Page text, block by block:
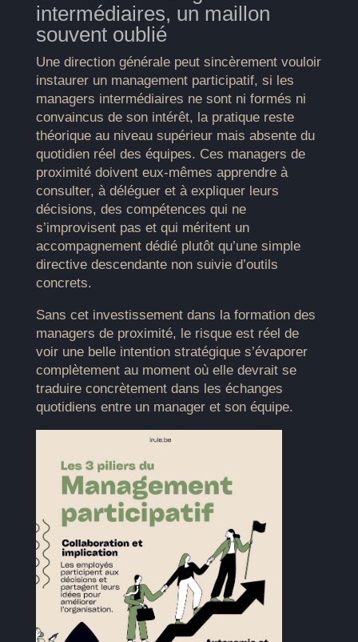
intermédiaires, un maillon
souvent oublié
Une direction générale peut sincèrement vouloir
instaurer un management participatif, si les
managers intermédiaires ne sont ni formés ni
convaincus de son intérêt, la pratique reste
théorique au niveau supérieur mais absente du
quotidien réel des équipes. Ces managers de
proximité doivent eux-mêmes apprendre à
consulter, à déléguer et à expliquer leurs
décisions, des compétences qui ne
s’improvisent pas et qui méritent un
accompagnement dédié plutôt qu’une simple
directive descendante non suivie d’outils
concrets.
Sans cet investissement dans la formation des
managers de proximité, le risque est réel de
voir une belle intention stratégique s’évaporer
complètement au moment où elle devrait se
traduire concrètement dans les échanges
quotidiens entre un manager et son équipe.